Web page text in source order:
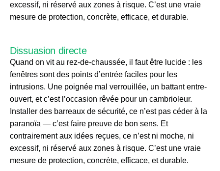
excessif, ni réservé aux zones à risque. C’est une vraie
mesure de protection, concrète, efficace, et durable.
Dissuasion directe
Quand on vit au rez-de-chaussée, il faut être lucide : les
fenêtres sont des points d’entrée faciles pour les
intrusions. Une poignée mal verrouillée, un battant entre-
ouvert, et c’est l’occasion rêvée pour un cambrioleur.
Installer des barreaux de sécurité, ce n’est pas céder à la
paranoïa — c’est faire preuve de bon sens. Et
contrairement aux idées reçues, ce n’est ni moche, ni
excessif, ni réservé aux zones à risque. C’est une vraie
mesure de protection, concrète, efficace, et durable.